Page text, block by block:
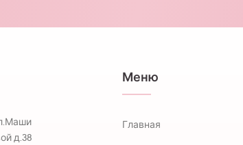
д.38
Меню
Главная